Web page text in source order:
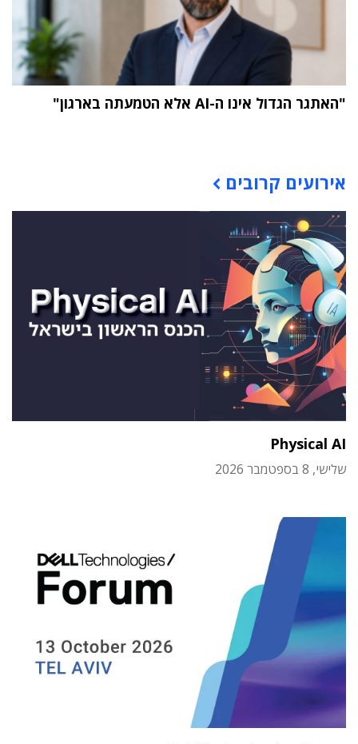
"האתגר הגדול אינו ה-AI אלא הטמעתה בארגון"
אירועים קרובים
Physical AI
שלישי, 8 בספטמבר 2026